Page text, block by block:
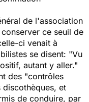
de l'association
ce seuil de
ci venait à
se disent: "Vu
autant y aller."
des "contrôles
et
de conduire, par